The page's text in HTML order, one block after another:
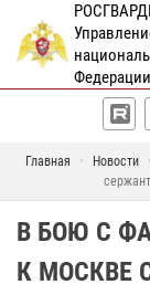
Главная Новости
В БОЮ С
К МОСКВЕ